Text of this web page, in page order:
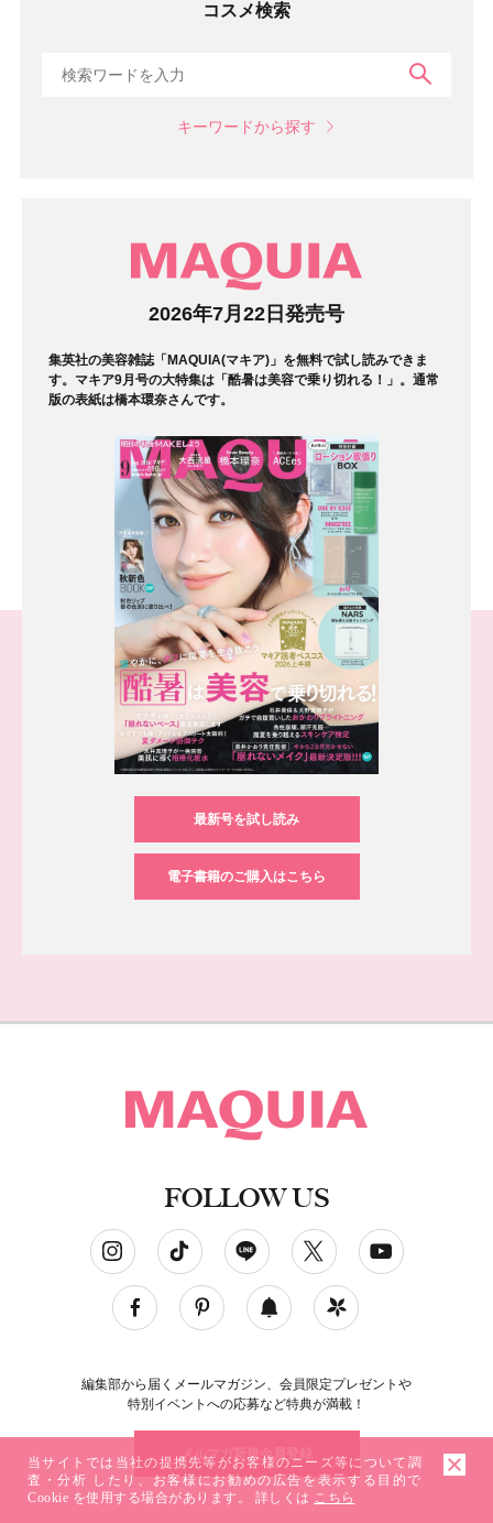
コスメ検索
キーワードから探す
2026年7月22日発売号
集英社の美容雑誌「MAQUIA(マキア)」を無料で試し読みできま
す。マキア9月号の大特集は「酷暑は美容で乗り切れる！」。通常
版の表紙は橋本環奈さんです。
最新号を試し読み
電子書籍のご購入はこちら
FOLLOW US
編集部から届くメールマガジン、会員限定プレゼントや
特別イベントへの応募など特典が満載！
メルマガ新規会員登録
当サイトでは当社の提携先等がお客様のニーズ等について調
査・分析 したり、お客様にお勧めの広告を表示する目的で
Cookie を使用する場合があります。 詳しくは こちら